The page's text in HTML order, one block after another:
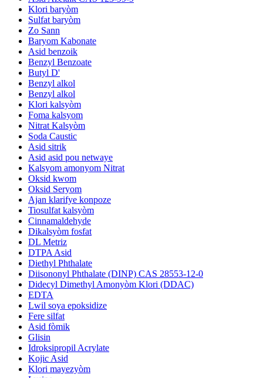
Klori baryòm
Sulfat baryòm
Zo Sann
Baryom Kabonate
Asid benzoik
Benzyl Benzoate
Butyl D'
Benzyl alkol
Benzyl alkol
Klori kalsyòm
Foma kalsyom
Nitrat Kalsyòm
Soda Caustic
Asid sitrik
Asid asid pou netwaye
Kalsyom amonyom Nitrat
Oksid kwom
Oksid Seryom
Ajan klarifye konpoze
Tiosulfat kalsyòm
Cinnamaldehyde
Dikalsyòm fosfat
DL Metriz
DTPA Asid
Diethyl Phthalate
Diisononyl Phthalate (DINP) CAS 28553-12-0
Didecyl Dimethyl Amonyòm Klori (DDAC)
EDTA
Lwil soya epoksidize
Fere silfat
Asid fòmik
Glisin
Idroksipropil Acrylate
Kojic Asid
Klori mayezyòm